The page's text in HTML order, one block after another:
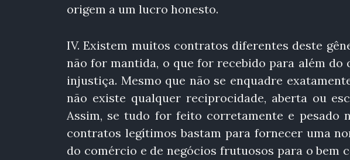
origem a um lucro honesto.
IV. Existem muitos contratos diferentes deste
não for mantida, o que for recebido para além
injustiça. Mesmo que não se enquadre
não existe qualquer reciprocidade, aberta ou
Assim, se tudo for feito corretamente e pesado
contratos legítimos bastam para fornecer uma
do comércio e de negócios frutuosos para o bem